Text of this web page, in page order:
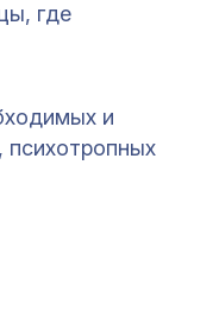
где
и
психотропных